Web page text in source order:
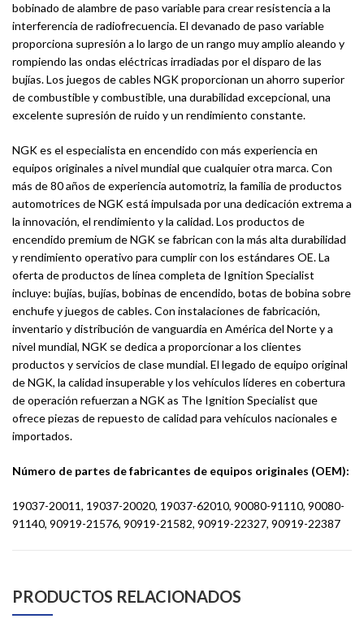
bobinado de alambre de paso variable para crear resistencia a la
interferencia de radiofrecuencia. El devanado de paso variable
proporciona supresión a lo largo de un rango muy amplio aleando y
rompiendo las ondas eléctricas irradiadas por el disparo de las
bujías. Los juegos de cables NGK proporcionan un ahorro superior
de combustible y combustible, una durabilidad excepcional, una
excelente supresión de ruido y un rendimiento constante.
NGK es el especialista en encendido con más experiencia en
equipos originales a nivel mundial que cualquier otra marca. Con
más de 80 años de experiencia automotriz, la familia de productos
automotrices de NGK está impulsada por una dedicación extrema a
la innovación, el rendimiento y la calidad. Los productos de
encendido premium de NGK se fabrican con la más alta durabilidad
y rendimiento operativo para cumplir con los estándares OE. La
oferta de productos de línea completa de Ignition Specialist
incluye: bujías, bujías, bobinas de encendido, botas de bobina sobre
enchufe y juegos de cables. Con instalaciones de fabricación,
inventario y distribución de vanguardia en América del Norte y a
nivel mundial, NGK se dedica a proporcionar a los clientes
productos y servicios de clase mundial. El legado de equipo original
de NGK, la calidad insuperable y los vehículos líderes en cobertura
de operación refuerzan a NGK as The Ignition Specialist que
ofrece piezas de repuesto de calidad para vehículos nacionales e
importados.
Número de partes de fabricantes de equipos originales (OEM):
‎19037-20011, 19037-20020, 19037-62010, 90080-91110, 90080-
91140, 90919-21576, 90919-21582, 90919-22327, 90919-22387
PRODUCTOS RELACIONADOS